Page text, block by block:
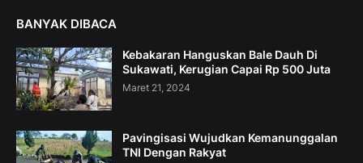
BANYAK DIBACA
Kebakaran Hanguskan Bale Dauh Di
Sukawati, Kerugian Capai Rp 500 Juta
Maret 21, 2024
Pavingisasi Wujudkan Kemanunggalan
TNI Dengan Rakyat